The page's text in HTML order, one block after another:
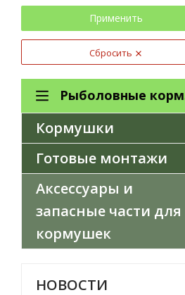
Применить
Сбросить
Рыболовные кормушки, монтажи и оснастки
Кормушки
Готовые монтажи
Аксессуары и
запасные части для
кормушек
НОВОСТИ